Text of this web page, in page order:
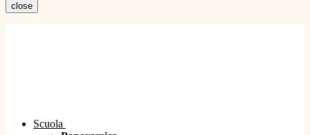
close
Scuola